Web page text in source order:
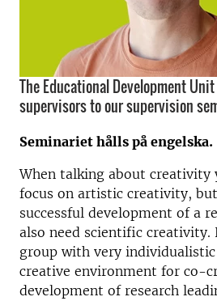
The Educational Development
supervisors to our supervision
Seminariet hålls på engelska.
When talking about creativity
focus on artistic creativity,
successful development of a
also need scientific creativity.
group with very
creative environment for co-
development of research